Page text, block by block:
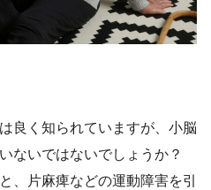
良く知られていますが、小脳
ないではないでしょうか？
、片麻痺などの運動障害を引